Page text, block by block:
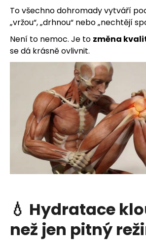
To všechno dohromady vytváří
„vržou“, „drhnou“ nebo „nechtějí
Není to nemoc. Je to změna
se dá krásně ovlivnit.
💧 Hydratace
než jen pitný